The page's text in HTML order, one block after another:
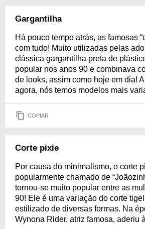
Gargantilha
Há pouco tempo atrás, as famosas
com tudo! Muito utilizadas pelas
clássica gargantilha preta de
popular nos anos 90 e combinava
de looks, assim como hoje em dia!
agora, nós temos modelos mais
COPIAR
Corte pixie
Por causa do minimalismo, o corte
popularmente chamado de
tornou-se muito popular entre as
90! Ele é uma variação do corte
estilizado de diversas formas. Na
Wynona Rider, atriz famosa, aderiu